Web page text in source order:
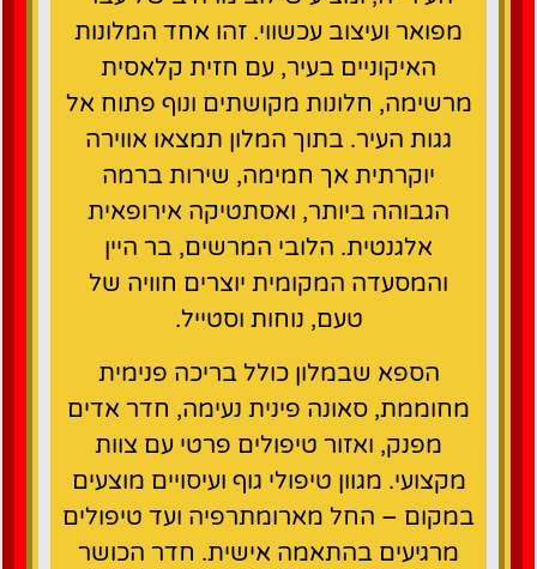
מפואר ועיצוב עכשווי. זהו אחד המלונות
האיקוניים בעיר, עם חזית קלאסית
מרשימה, חלונות מקושתים ונוף פתוח אל
גגות העיר. בתוך המלון תמצאו אווירה
יוקרתית אך חמימה, שירות ברמה
הגבוהה ביותר, ואסתטיקה אירופאית
אלגנטית. הלובי המרשים, בר היין
והמסעדה המקומית יוצרים חוויה של
טעם, נוחות וסטייל.
הספא שבמלון כולל בריכה פנימית
מחוממת, סאונה פינית נעימה, חדר אדים
מפנק, ואזור טיפולים פרטי עם צוות
מקצועי. מגוון טיפולי גוף ועיסויים מוצעים
במקום – החל מארומתרפיה ועד טיפולים
מרגיעים בהתאמה אישית. חדר הכושר